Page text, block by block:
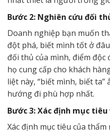
Bước 2: Nghiên cứu đối
Doanh nghiệp bạn muốn
đột phá, biết mình tốt ở
đối thủ của mình, điểm độc
họ cung cấp cho khách
liệt này, “biết mình, biết
hướng đi phù hợp nhất.
Bước 3: Xác định mục
Xác định mục tiêu của